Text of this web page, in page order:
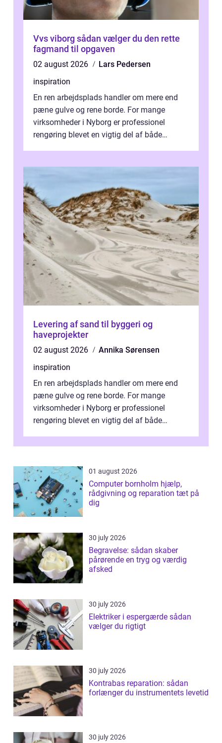
Vvs viborg sådan vælger du den rette
fagmand til opgaven
02 august 2026
Lars Pedersen
inspiration
En ren arbejdsplads handler om mere end
pæne gulve og rene borde. For mange
virksomheder i Nyborg er professionel
rengøring blevet en vigtig del af både
Levering af sand til byggeri og
haveprojekter
02 august 2026
Annika Sørensen
inspiration
En ren arbejdsplads handler om mere end
pæne gulve og rene borde. For mange
virksomheder i Nyborg er professionel
rengøring blevet en vigtig del af både
samlede ...
01 august 2026
Computer bornholm hjælp,
rådgivning og reparation tæt på
dig
30 july 2026
Begravelse: sådan skaber
pårørende en tryg og værdig
afsked
30 july 2026
Elektriker i espergærde sådan
vælger du rigtigt
30 july 2026
Kontrabas reparation: sådan
forlænger du instrumentets levetid
30 july 2026